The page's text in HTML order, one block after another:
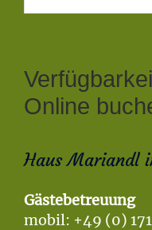
Online
Haus Mariandl
Gästebetreuung
mobil: +49 (0)